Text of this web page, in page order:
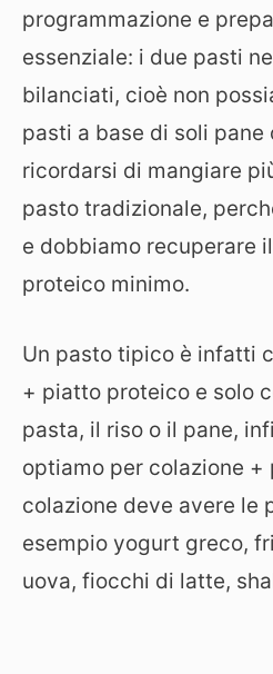
programmazione e
essenziale: i due pasti
bilanciati, cioè non
pasti a base di soli pane
ricordarsi di mangiare
pasto tradizionale,
e dobbiamo recuperare
proteico minimo.
Un pasto tipico è infatti
+ piatto proteico e solo
pasta, il riso o il pane,
optiamo per colazione +
colazione deve avere le
esempio yogurt greco,
uova, fiocchi di latte,